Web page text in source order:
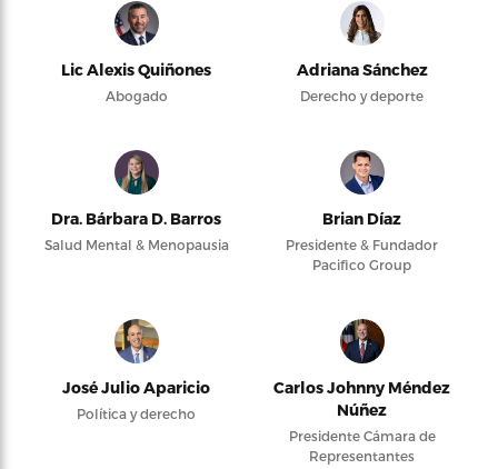
Lic Alexis Quiñones
Abogado
Adriana Sánchez
Derecho y deporte
Dra. Bárbara D. Barros
Salud Mental & Menopausia
Brian Díaz
Presidente & Fundador
Pacifico Group
José Julio Aparicio
Política y derecho
Carlos Johnny Méndez
Núñez
Presidente Cámara de
Representantes